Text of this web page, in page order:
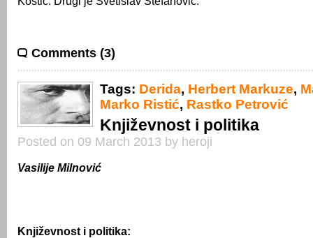
Comments (3)
Tags: Derida, Herbert Markuze,
Marko Ristić, Rastko Petrović
Književnost i politika
Posted on 09 March 2013 by heroji
Vasilije Milnović
Književnost i politika: